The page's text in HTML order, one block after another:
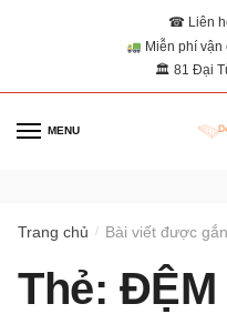
☎ Liên
Miễn phí
🏛 81 Đại
MENU
Trang chủ / Bài viết được
Thẻ: ĐỆM